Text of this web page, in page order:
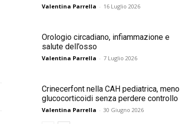
Valentina Parrella - 16 Luglio 2026
Orologio circadiano, infiammazione e
salute dell’osso
Valentina Parrella - 7 Luglio 2026
Crinecerfont nella CAH pediatrica, meno
glucocorticoidi senza perdere controllo
Valentina Parrella - 30 Giugno 2026